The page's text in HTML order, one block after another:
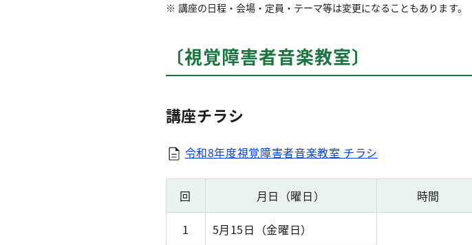
講座の日程・会場・定員・テーマ等は変更になることもあります。
〔視覚障害者音楽教室〕
講座チラシ
令和8年度視覚障害者音楽教室 チラシ
回 月日（曜日） 時間
1 5月15日（金曜日）